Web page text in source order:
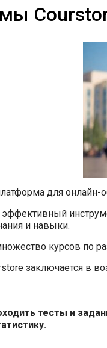
для онлайн-
и навыки.
курсов по
заключается в
тесты и